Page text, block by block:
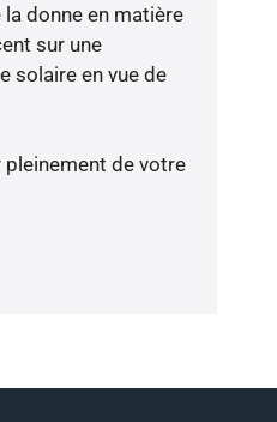
donne en matière
sur une
solaire en vue de
de votre